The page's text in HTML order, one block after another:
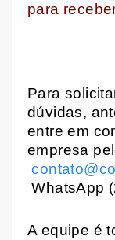
para
Para
dúvidas,
entre em
empresa
WhatsApp
A equipe é